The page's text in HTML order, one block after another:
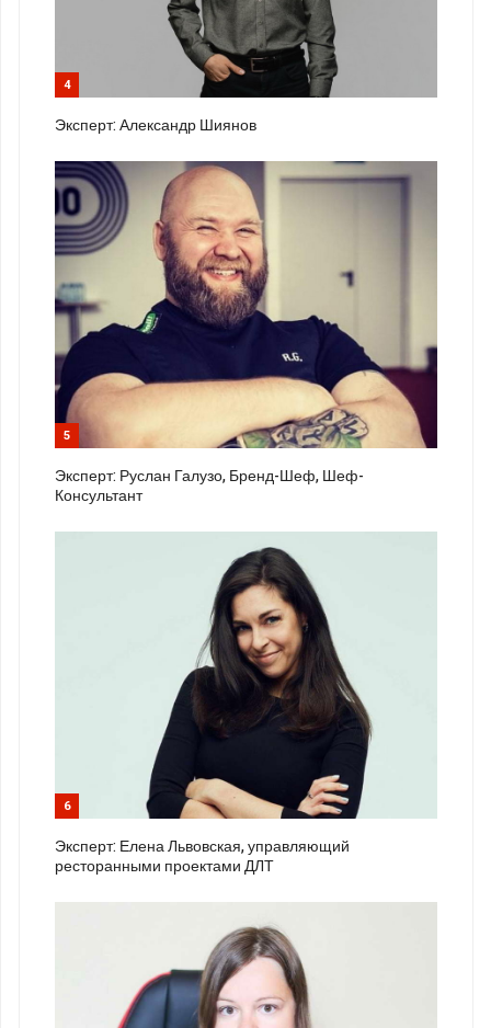
4
Эксперт: Александр Шиянов
5
Эксперт: Руслан Галузо, Бренд-Шеф, Шеф-
Консультант
6
Эксперт: Елена Львовская, управляющий
ресторанными проектами ДЛТ